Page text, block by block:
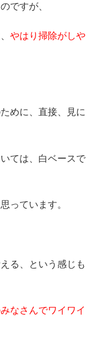
ですが、
やはり掃除がしや
めに、直接、見に
ては、白ベースで
っています。
る、という感じも
なさんでワイワイ